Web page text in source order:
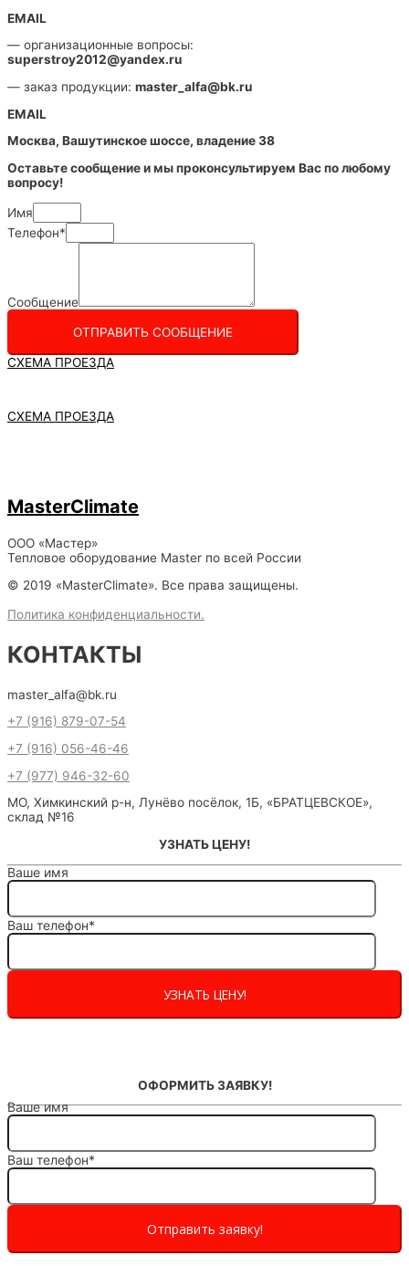
EMAIL
— организационные вопросы:
superstroy2012@yandex.ru
— заказ продукции: master_alfa@bk.ru
EMAIL
Москва, Вашутинское шоссе, владение 38
Оставьте сообщение и мы проконсультируем Вас по любому
вопросу!
Имя
Телефон*
Сообщение
ОТПРАВИТЬ СООБЩЕНИЕ
СХЕМА ПРОЕЗДА
СХЕМА ПРОЕЗДА
MasterClimate
ООО «Мастер»
Тепловое оборудование Master по всей России
© 2019 «MasterClimate». Все права защищены.
Политика конфиденциальности.
КОНТАКТЫ
master_alfa@bk.ru
+7 (916) 879-07-54
+7 (916) 056-46-46
+7 (977) 946-32-60
МО, Химкинский р-н, Лунёво посёлок, 1Б, «БРАТЦЕВСКОЕ»,
склад №16
УЗНАТЬ ЦЕНУ!
Ваше имя
Ваш телефон*
ОФОРМИТЬ ЗАЯВКУ!
Ваше имя
Ваш телефон*